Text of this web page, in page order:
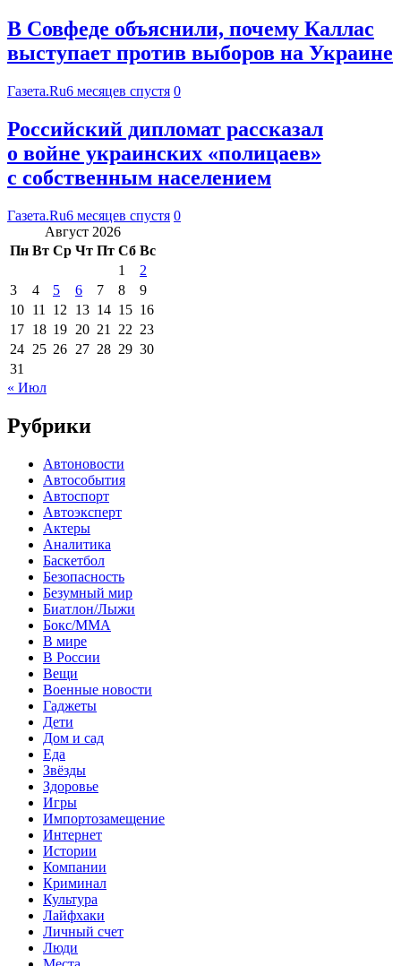
В Совфеде объяснили, почему Каллас
выступает против выборов на Украине
Газета.Ru6 месяцев спустя 0
Российский дипломат рассказал
о войне украинских «полицаев»
с собственным населением
Газета.Ru6 месяцев спустя 0
Август 2026
Пн Вт Ср Чт Пт Сб Вс
1
2
3
4 5 6 7 8
9
10 11 12 13 14 15 16
17 18 19 20 21 22 23
24 25 26 27 28 29 30
31
« Июл
Рубрики
Автоновости
Автособытия
Автоспорт
Автоэксперт
Актеры
Аналитика
Баскетбол
Безопасность
Безумный мир
Биатлон/Лыжи
Бокс/MMA
В мире
В России
Вещи
Военные новости
Гаджеты
Дети
Дом и сад
Еда
Звёзды
Здоровье
Игры
Импортозамещение
Интернет
Истории
Компании
Криминал
Культура
Лайфхаки
Личный счет
Люди